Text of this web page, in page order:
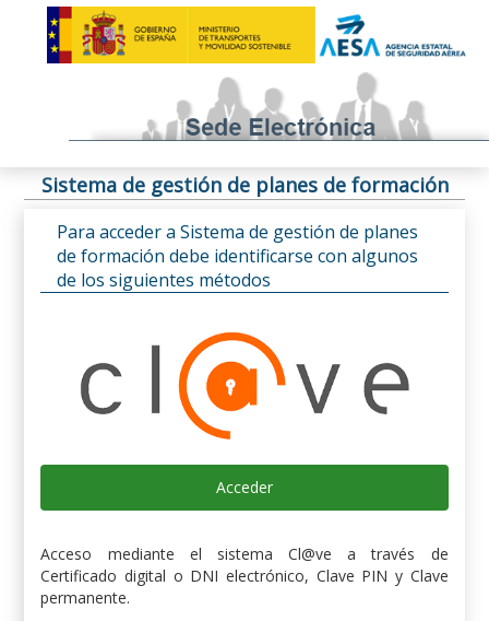
Sistema de gestión de planes de formación
Para acceder a Sistema de gestión de planes
de formación debe identificarse con algunos
de los siguientes métodos
Acceder
Acceso mediante el sistema Cl@ve a través de
Certificado digital o DNI electrónico, Clave PIN y Clave
permanente.